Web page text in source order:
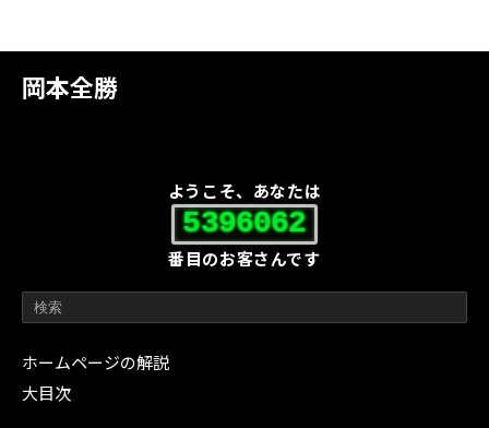
岡本全勝
ようこそ、あなたは
5396062
番目のお客さんです
ホームページの解説
大目次